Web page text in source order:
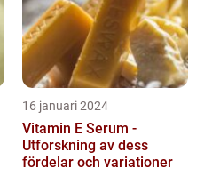
16 januari 2024
Vitamin E Serum -
Utforskning av dess
fördelar och variationer